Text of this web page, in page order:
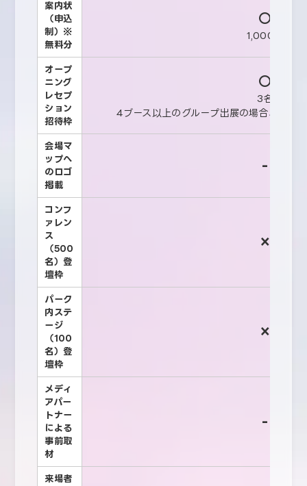
案内状
（申込
制）※
無料分
○
1,000枚
オープ
ニング
レセプ
ション
招待枠
○
3名
4ブース以上のグループ出展の場合、ブー
会場マ
ップへ
のロゴ
掲載
-
コンフ
ァレン
ス
（500
名）登
壇枠
×
パーク
内ステ
ージ
（100
名）登
壇枠
×
メディ
アパー
トナー
による
事前取
材
-
来場者